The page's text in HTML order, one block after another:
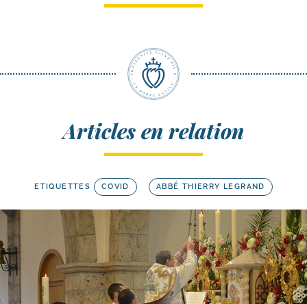
Articles en relation
ETIQUETTES COVID ABBÉ THIERRY LEGRAND